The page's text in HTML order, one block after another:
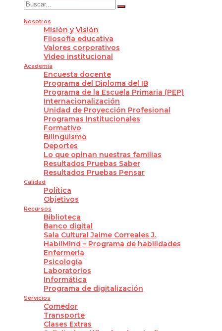
Nosotros
Misión y Visión
Filosofía educativa
Valores corporativos
Video institucional
Academia
Encuesta docente
Programa del Diploma del IB
Programa de la Escuela Primaria (PEP)
Internacionalización
Unidad de Proyección Profesional
Programas Institucionales
Formativo
Bilingüismo
Deportes
Lo que opinan nuestras familias
Resultados Pruebas Saber
Resultados Pruebas Pensar
Calidad
Política
Objetivos
Recursos
Biblioteca
Banco digital
Sala Cultural Jaime Correales J.
HabilMind – Programa de habilidades
Enfermería
Psicología
Laboratorios
Informática
Programa de digitalización
Servicios
Comedor
Transporte
Clases Extras